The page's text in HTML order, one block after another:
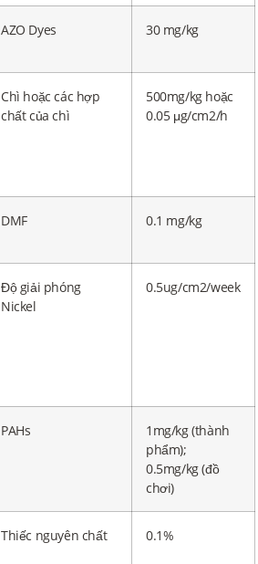
AZO Dyes 30 mg/kg
Chì hoặc các hợp
chất của chì
500mg/kg hoặc
0.05 μg/cm2/h
DMF 0.1 mg/kg
Độ giải phóng
Nickel
0.5ug/cm2/week
PAHs
1mg/kg (thành
phẩm);
0.5mg/kg (đồ
chơi)
Thiếc nguyên chất 0.1%